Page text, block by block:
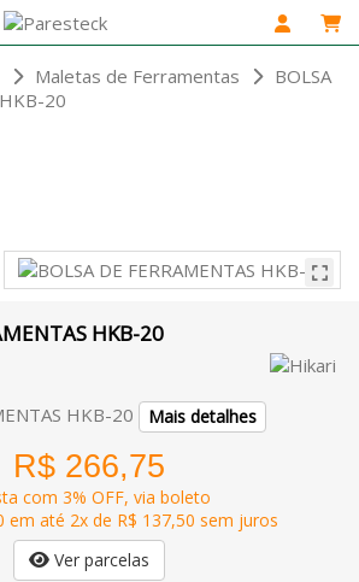
Maletas de Ferramentas
BOLSA
20
HKB-20
HKB-20 Mais detalhes
R$ 266,75
com 3% OFF, via boleto
em até 2x de R$ 137,50 sem juros
Ver parcelas